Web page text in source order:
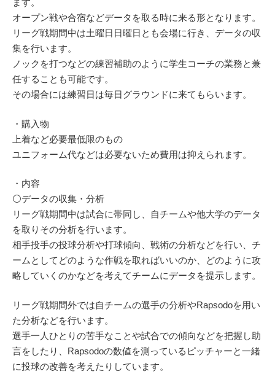
ます。
オープン戦や合宿などデータを取る時に来る形となります。
リーグ戦期間中は土曜日日曜日とも会場に行き、データの収
集を行います。
ノックを打つなどの練習補助のように学生コーチの業務と兼
任することも可能です。
その場合には練習日は毎日グラウンドに来てもらいます。
・購入物
上着など必要最低限のもの
ユニフォーム代などは必要ないため費用は抑えられます。
・内容
⚪データの収集・分析
リーグ戦期間中は試合に帯同し、自チームや他大学のデータ
を取りその分析を行います。
相手投手の投球分析や打球傾向、戦術の分析などを行い、チ
ームとしてどのような作戦を取ればいいのか、どのように攻
略していくのかなどを考えてチームにデータを提示します。
リーグ戦期間外では自チームの選手の分析やRapsodoを用い
た分析などを行います。
選手一人ひとりの苦手なことや試合での傾向などを把握し助
言をしたり、Rapsodoの数値を測っているピッチャーと一緒
に投球の改善を考えたりしています。